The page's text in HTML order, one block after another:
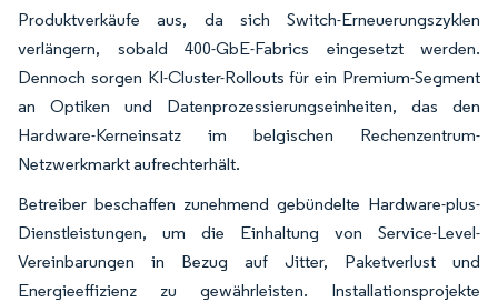
Produktverkäufe aus, da sich Switch-Erneuerungszyklen
verlängern, sobald 400-GbE-Fabrics eingesetzt werden.
Dennoch sorgen KI-Cluster-Rollouts für ein Premium-Segment
an Optiken und Datenprozessierungseinheiten, das den
Hardware-Kerneinsatz im belgischen Rechenzentrum-
Netzwerkmarkt aufrechterhält.
Betreiber beschaffen zunehmend gebündelte Hardware-plus-
Dienstleistungen, um die Einhaltung von Service-Level-
Vereinbarungen in Bezug auf Jitter, Paketverlust und
Energieeffizienz zu gewährleisten. Installationsprojekte